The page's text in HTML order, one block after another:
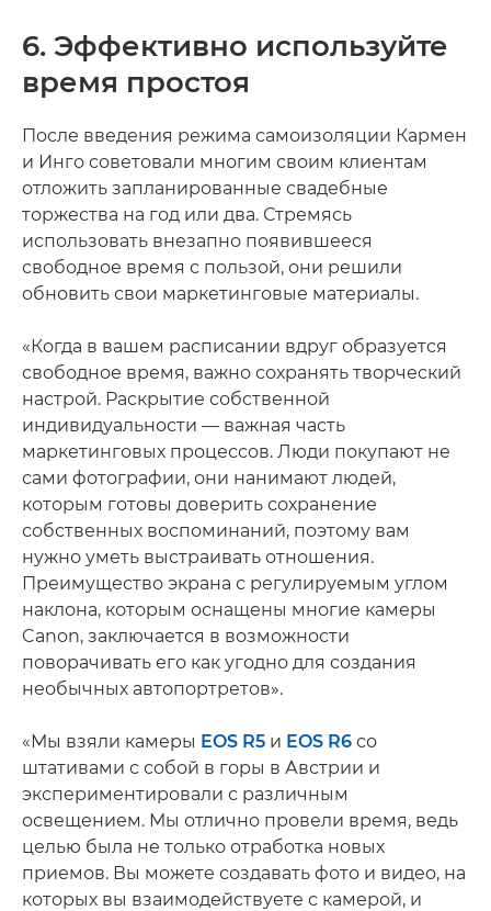
6. Эффективно используйте
время простоя
После введения режима самоизоляции Кармен
и Инго советовали многим своим клиентам
отложить запланированные свадебные
торжества на год или два. Стремясь
использовать внезапно появившееся
свободное время с пользой, они решили
обновить свои маркетинговые материалы.
«Когда в вашем расписании вдруг образуется
свободное время, важно сохранять творческий
настрой. Раскрытие собственной
индивидуальности — важная часть
маркетинговых процессов. Люди покупают не
сами фотографии, они нанимают людей,
которым готовы доверить сохранение
собственных воспоминаний, поэтому вам
нужно уметь выстраивать отношения.
Преимущество экрана с регулируемым углом
наклона, которым оснащены многие камеры
Canon, заключается в возможности
поворачивать его как угодно для создания
необычных автопортретов».
«Мы взяли камеры EOS R5 и EOS R6 со
штативами с собой в горы в Австрии и
экспериментировали с различным
освещением. Мы отлично провели время, ведь
целью была не только отработка новых
приемов. Вы можете создавать фото и видео, на
которых вы взаимодействуете с камерой, и